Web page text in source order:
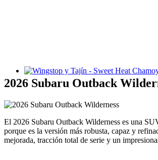
Wingstop y Tajín - Sweet Heat Chamoy
2026 Subaru Outback
El 2026 Subaru Outback Wilderness es una
porque es la versión más robusta, capaz y
mejorada, tracción total de serie y un